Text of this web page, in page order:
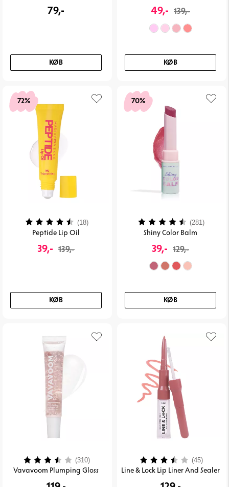
79,-
KØB
49,- 139,-
KØB
72%
Peptide Lip Oil
39,- 139,-
KØB
Vurdering: (18)4.1 ud af 5 stjerner
70%
Shiny Color Balm
39,- 129,-
KØB
Vurdering: (281)
Vavavoom Plumping Gloss
Vurdering: (310) 3.9 ud af 5 stjerner
Line & Lock Lip Liner And Sealer
Vurdering: (45)3.1 ud